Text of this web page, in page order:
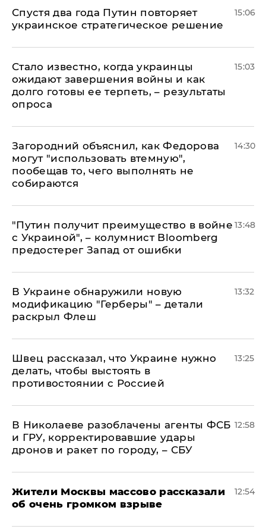
Спустя два года Путин повторяет
украинское стратегическое решение
15:06
Стало известно, когда украинцы
ожидают завершения войны и как
долго готовы ее терпеть, – результаты
опроса
15:03
Загородний объяснил, как Федорова
могут "использовать втемную",
пообещав то, чего выполнять не
собираются
14:30
"Путин получит преимущество в войне
с Украиной", – колумнист Bloomberg
предостерег Запад от ошибки
13:48
В Украине обнаружили новую
модификацию "Герберы" – детали
раскрыл Флеш
13:32
Швец рассказал, что Украине нужно
делать, чтобы выстоять в
противостоянии с Россией
13:25
В Николаеве разоблачены агенты ФСБ
и ГРУ, корректировавшие удары
дронов и ракет по городу, – СБУ
12:58
Жители Москвы массово рассказали
об очень громком взрыве
12:54